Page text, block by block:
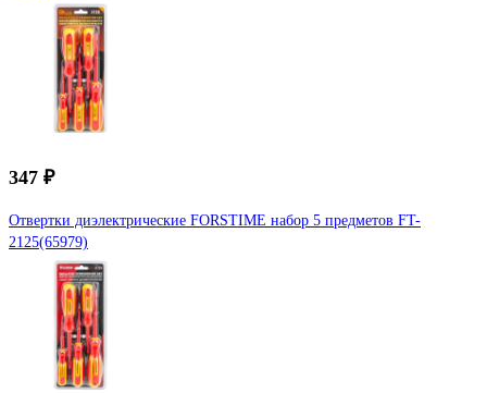
347 ₽
Отвертки диэлектрические FORSTIME набор 5 предметов FT-
2125(65979)